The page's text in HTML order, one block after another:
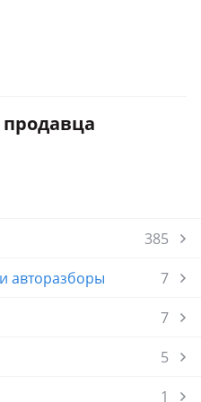
385
авторазборы
7
7
5
1